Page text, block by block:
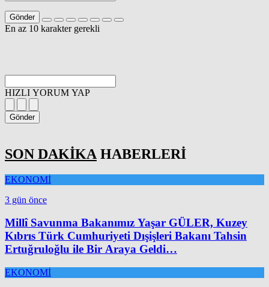
Gönder
En az 10 karakter gerekli
HIZLI YORUM YAP
Gönder
SON DAKİKA HABERLERİ
EKONOMİ
3 gün önce
Millî Savunma Bakanımız Yaşar GÜLER, Kuzey
Kıbrıs Türk Cumhuriyeti Dışişleri Bakanı Tahsin
Ertuğruloğlu ile Bir Araya Geldi…
EKONOMİ